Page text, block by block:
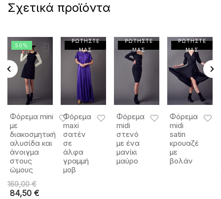
Σχετικά προϊόντα
50%
Φόρεμα mini
με
διακοσμητική
αλυσίδα και
άνοιγμα
στους
ώμους
169,00€
84,50 €
ΡΩΤΗΣΤΕ
ΜΑΣ
Φόρεμα
maxi
σατέν
σε
άλφα
γραμμή
μοβ
ΡΩΤΗΣΤΕ
ΜΑΣ
Φόρεμα
midi
στενό
με ένα
μανίκι
μαύρο
ΡΩΤΗΣΤΕ
ΜΑΣ
Φόρεμα
midi
satin
κρουαζέ
με
βολάν